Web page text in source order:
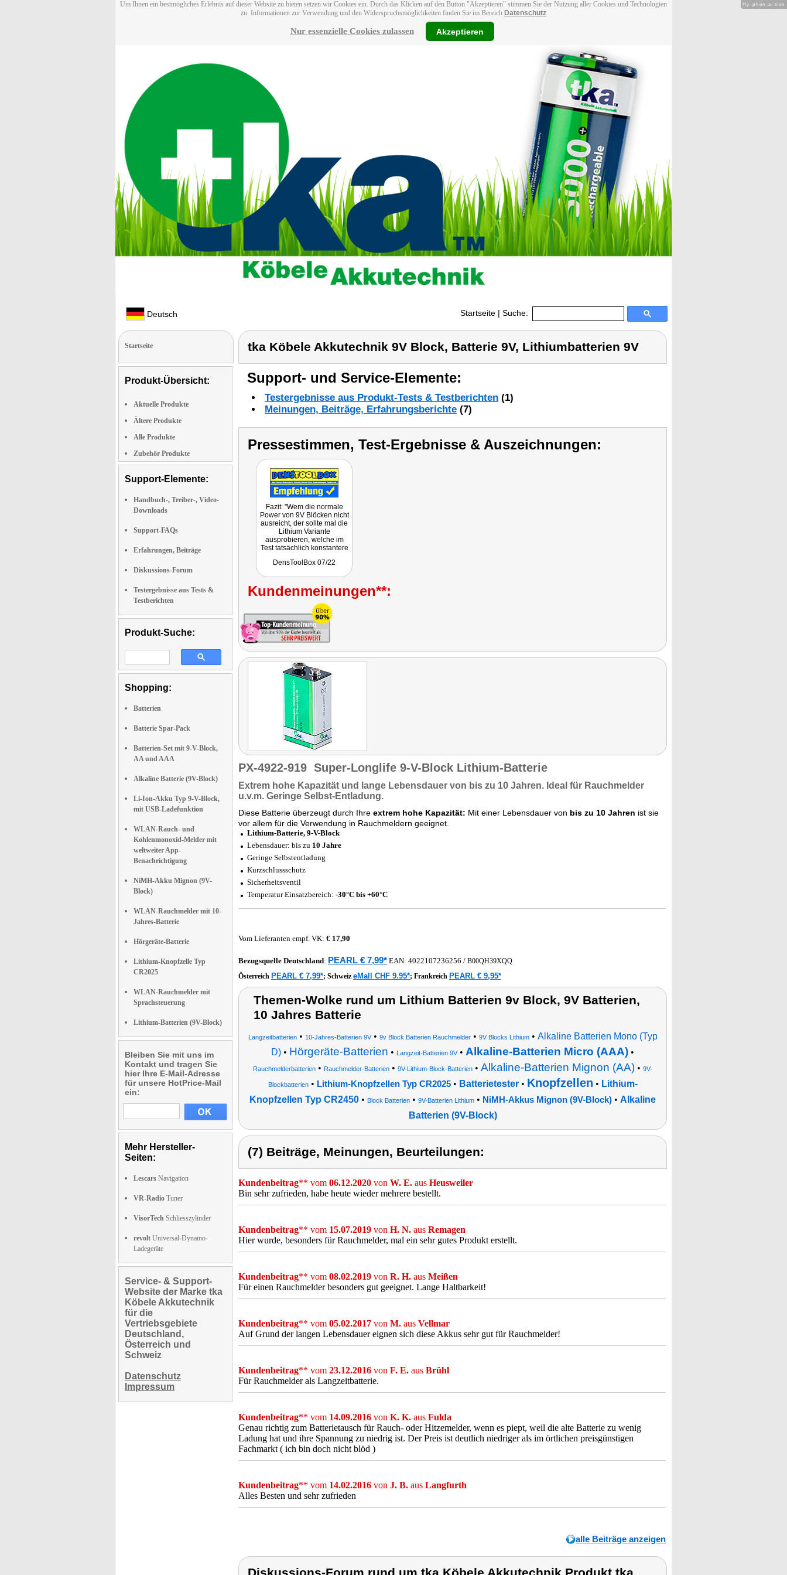
Um Ihnen ein bestmögliches Erlebnis auf dieser Website zu bieten setzen wir Cookies ein. Durch das Klicken auf den Button "Akzeptieren" stimmen Sie der Nutzung aller Cookies und Technologien
zu. Informationen zur Verwendung und den Widerspruchsmöglichkeiten finden Sie im Bereich Datenschutz
Nur essenzielle Cookies zulassen Akzeptieren
Deutsch Startseite | Suche:
Startseite
Produkt-Übersicht:
Aktuelle Produkte
Ältere Produkte
Alle Produkte
Zubehör Produkte
Support-Elemente:
Handbuch-, Treiber-, Video-
Downloads
Support-FAQs
Erfahrungen, Beiträge
Diskussions-Forum
Testergebnisse aus Tests &
Testberichten
Produkt-Suche:
Shopping:
Batterien
Batterie Spar-Pack
Batterien-Set mit 9-V-Block,
AA und AAA
Alkaline Batterie (9V-Block)
Li-Ion-Akku Typ 9-V-Block,
mit USB-Ladefunktion
WLAN-Rauch- und
Kohlenmonoxid-Melder mit
weltweiter App-
Benachrichtigung
NiMH-Akku Mignon (9V-
Block)
WLAN-Rauchmelder mit 10-
Jahres-Batterie
Hörgeräte-Batterie
Lithium-Knopfzelle Typ
CR2025
WLAN-Rauchmelder mit
Sprachsteuerung
Lithium-Batterien (9V-Block)
Bleiben Sie mit uns im
Kontakt und tragen Sie
hier Ihre E-Mail-Adresse
für unsere HotPrice-Mail
ein:
Mehr Hersteller-
Seiten:
Lescars Navigation
VR-Radio Tuner
VisorTech Schliesszylinder
revolt Universal-Dynamo-
Ladegeräte
Service- & Support-
Website der Marke tka
Köbele Akkutechnik
für die
Vertriebsgebiete
Deutschland,
Österreich und
Schweiz
Datenschutz
Impressum
tka Köbele Akkutechnik 9V Block, Batterie 9V, Lithiumbatterien 9V
Support- und Service-Elemente:
Testergebnisse aus Produkt-Tests & Testberichten (1)
Meinungen, Beiträge, Erfahrungsberichte (7)
Pressestimmen, Test-Ergebnisse & Auszeichnungen:
Fazit: "Wem die normale
Power von 9V Blöcken nicht
ausreicht, der sollte mal die
Lithium Variante
ausprobieren, welche im
Test tatsächlich konstantere
Perfekt für
DensToolBox 07/22
Kundenmeinungen**:
PX-4922-919 Super-Longlife 9-V-Block Lithium-Batterie
Extrem hohe Kapazität und lange Lebensdauer von bis zu 10 Jahren. Ideal für Rauchmelder
u.v.m. Geringe Selbst-Entladung.
Diese Batterie überzeugt durch Ihre extrem hohe Kapazität: Mit einer Lebensdauer von bis zu 10 Jahren ist sie
vor allem für die Verwendung in Rauchmeldern geeignet.
Lithium-Batterie, 9-V-Block
Lebensdauer: bis zu 10 Jahre
Geringe Selbstentladung
Kurzschlussschutz
Sicherheitsventil
Temperatur Einsatzbereich: -30°C bis +60°C
Vom Lieferanten empf. VK: € 17,90
Bezugsquelle Deutschland: PEARL € 7,99* EAN: 4022107236256 / B00QH39XQQ
Österreich PEARL € 7,99*; Schweiz eMall CHF 9.95*; Frankreich PEARL € 9,95*
Themen-Wolke rund um Lithium Batterien 9v Block, 9V Batterien,
10 Jahres Batterie
Langzeitbatterien• 10-Jahres-Batterien 9V• 9v Block Batterien Rauchmelder• 9V Blocks Lithium• Alkaline Batterien Mono (Typ
D) • Hörgeräte-Batterien • Langzeit-Batterien 9V• Alkaline-Batterien Micro (AAA) •
Rauchmelderbatterien • Rauchmelder-Batterien • 9V-Lithium-Block-Batterien • Alkaline-Batterien Mignon (AA) • 9V-
Blockbatterien• Lithium-Knopfzellen Typ CR2025• Batterietester• Knopfzellen • Lithium-
Knopfzellen Typ CR2450 • Block Batterien • 9V-Batterien Lithium • NiMH-Akkus Mignon (9V-Block) • Alkaline
Batterien (9V-Block)
(7) Beiträge, Meinungen, Beurteilungen:
Kundenbeitrag** vom 06.12.2020 von W. E. aus Heusweiler
Bin sehr zufrieden, habe heute wieder mehrere bestellt.
Kundenbeitrag** vom 15.07.2019 von H. N. aus Remagen
Hier wurde, besonders für Rauchmelder, mal ein sehr gutes Produkt erstellt.
Kundenbeitrag** vom 08.02.2019 von R. H. aus Meißen
Für einen Rauchmelder besonders gut geeignet. Lange Haltbarkeit!
Kundenbeitrag** vom 05.02.2017 von M. aus Vellmar
Auf Grund der langen Lebensdauer eignen sich diese Akkus sehr gut für Rauchmelder!
Kundenbeitrag** vom 23.12.2016 von F. E. aus Brühl
Für Rauchmelder als Langzeitbatterie.
Kundenbeitrag** vom 14.09.2016 von K. K. aus Fulda
Genau richtig zum Batterietausch für Rauch- oder Hitzemelder, wenn es piept, weil die alte Batterie zu wenig
Ladung hat und ihre Spannung zu niedrig ist. Der Preis ist deutlich niedriger als im örtlichen preisgünstigen
Fachmarkt ( ich bin doch nicht blöd )
Kundenbeitrag** vom 14.02.2016 von J. B. aus Langfurth
Alles Besten und sehr zufrieden
alle Beiträge anzeigen
Hy-phen-a-tion